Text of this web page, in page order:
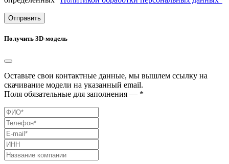
Отправить
Получить 3D-модель
Оставьте свои контактные данные, мы вышлем ссылку на
скачивание модели на указанный email.
Поля обязательные для заполнения — *